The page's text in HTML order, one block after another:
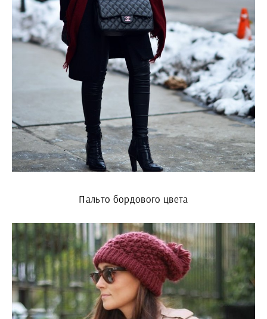
Пальто бордового цвета